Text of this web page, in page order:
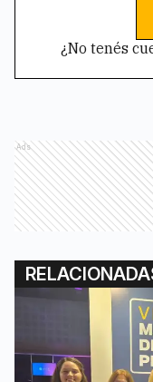
¿No tenés
Ads